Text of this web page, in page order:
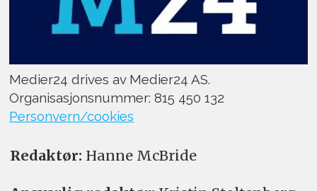
Medier24 drives av Medier24 AS.
Organisasjonsnummer: 815 450 132
Personvern/cookies
Redaktør: Hanne McBride